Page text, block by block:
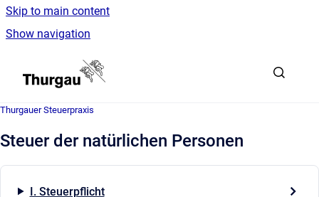
Skip to main content
Show navigation
Thurgauer Steuerpraxis
Steuer der natürlichen Personen
I. Steuerpflicht